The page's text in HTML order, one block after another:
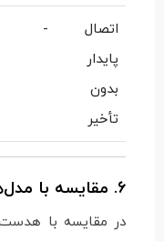
اتصال
پایدار
بدون
تأخیر
-
6. مقایسه با مدل‌های مشابه